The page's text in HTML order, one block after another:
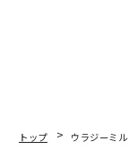
トップ ウラジーミ